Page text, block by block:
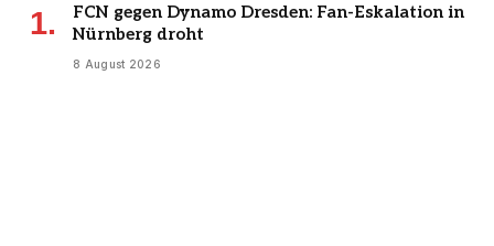
FCN gegen Dynamo Dresden: Fan-Eskalation in
Nürnberg droht
8 August 2026